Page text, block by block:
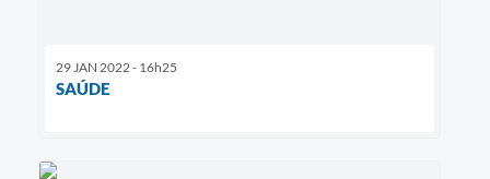
29 JAN 2022 - 16h25
SAÚDE